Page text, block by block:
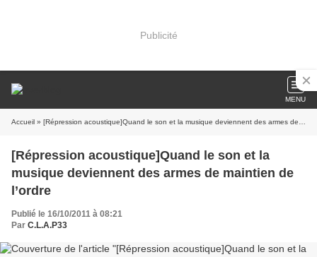
Publicité
MENU
Accueil » [Répression acoustique]Quand le son et la musique deviennent des armes de maintien de l’ordre
[Répression acoustique]Quand le son et la
musique deviennent des armes de maintien de
l’ordre
Publié le 16/10/2011 à 08:21
Par C.L.A.P33